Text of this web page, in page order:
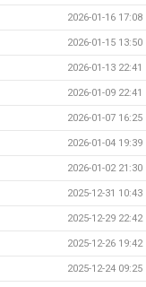
2026-01-16 17:08
2026-01-15 13:50
2026-01-13 22:41
2026-01-09 22:41
2026-01-07 16:25
2026-01-04 19:39
2026-01-02 21:30
2025-12-31 10:43
2025-12-29 22:42
2025-12-26 19:42
2025-12-24 09:25